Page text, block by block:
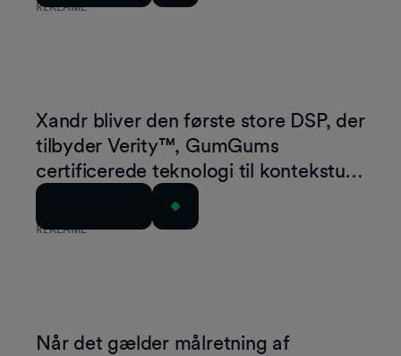
REKLAME
REKLAME
Xandr bliver den første store DSP, der
tilbyder Verity™, GumGums
certificerede teknologi til kontekstuel
målretning og brandsikkerhed
Når det gælder målretning af